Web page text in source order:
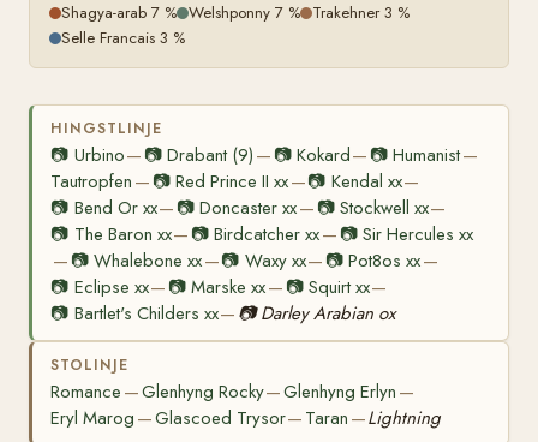
Shagya-arab 7 % Welshponny 7 % Trakehner 3 %
Selle Francais 3 %
HINGSTLINJE
📷 Urbino— 📷Drabant (9) — 📷 Kokard— 📷 Humanist—
Tautropfen — 📷Red Prince II xx—📷 Kendal xx—
📷 Bend Or xx— 📷Doncaster xx— 📷 Stockwell xx—
📷 The Baron xx— 📷Birdcatcher xx— 📷 Sir Hercules xx
— 📷Whalebone xx—📷 Waxy xx— 📷Pot8os xx—
📷 Eclipse xx— 📷Marske xx— 📷 Squirt xx—
📷 Bartlet's Childers xx— 📷 Darley Arabian ox
STOLINJE
Romance —Glenhyng Rocky—Glenhyng Erlyn —
Eryl Marog —Glascoed Trysor— Taran —Lightning